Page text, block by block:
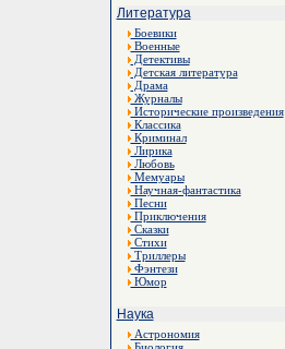
Литература
Боевики
Военные
Детективы
Детская литература
Драма
Журналы
Исторические произведения
Классика
Криминал
Лирика
Любовь
Мемуары
Научная-фантастика
Песни
Приключения
Сказки
Стихи
Триллеры
Фэнтези
Юмор
Наука
Астрономия